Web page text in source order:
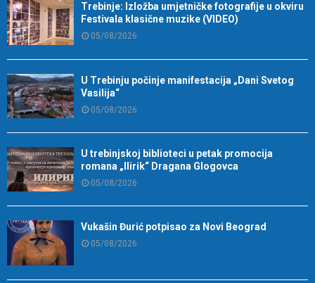
Trebinje: Izložba umjetničke fotografije u okviru
Festivala klasične muzike (VIDEO)
05/08/2026
U Trebinju počinje manifestacija „Dani Svetog
Vasilija“
05/08/2026
U trebinjskoj biblioteci u petak promocija
romana „Ilirik“ Dragana Glogovca
05/08/2026
Vukašin Đurić potpisao za Novi Beograd
05/08/2026